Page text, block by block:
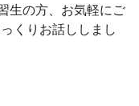
生の方、お気軽にご
くりお話ししまし